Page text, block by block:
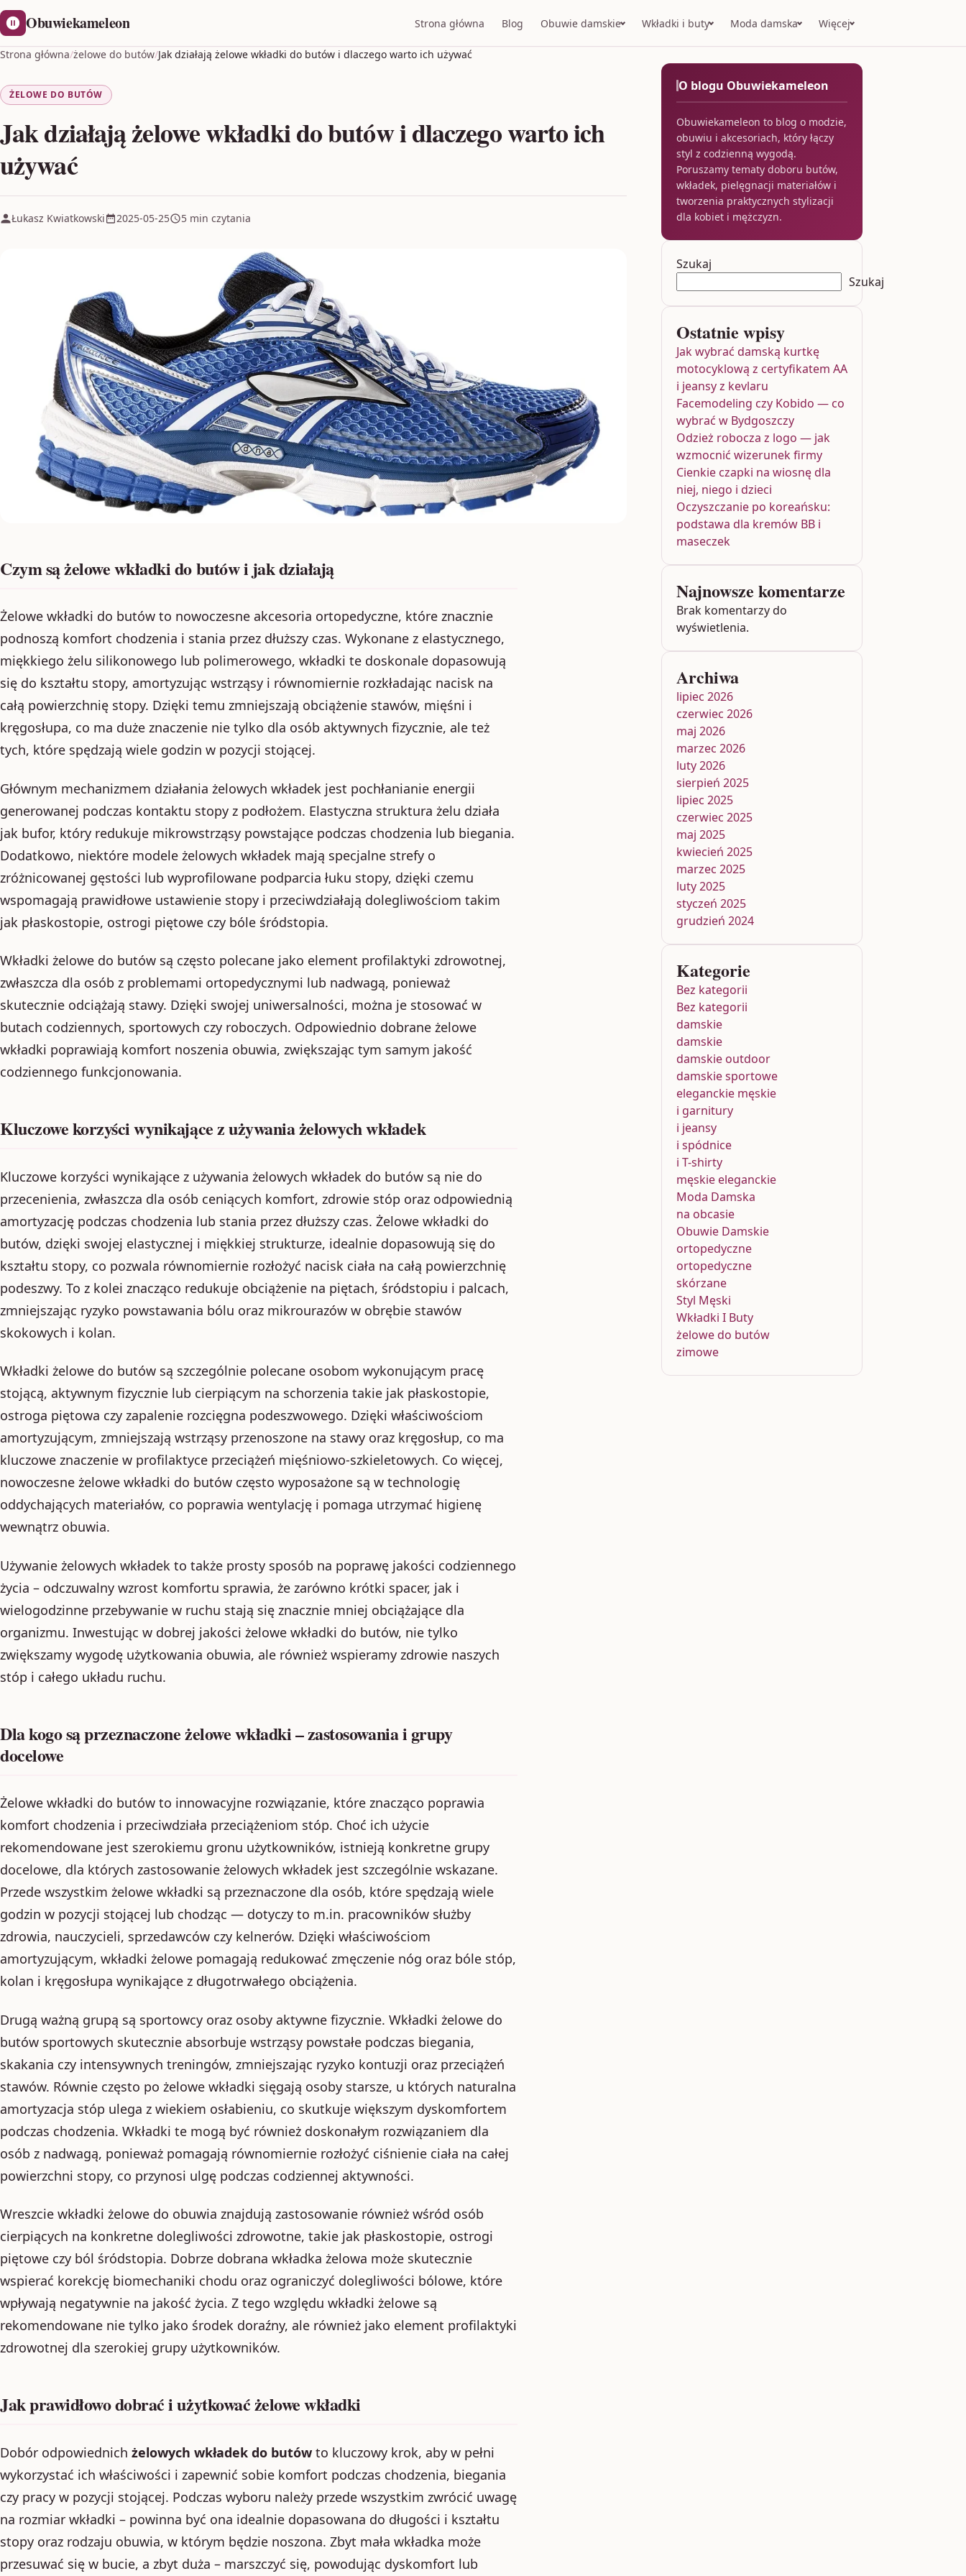
Obuwiekameleon Strona główna Blog Obuwie damskie Wkładki i buty Moda damska Więcej
Strona główna/żelowe do butów/Jak działają żelowe wkładki do butów i dlaczego warto ich używać
ŻELOWE DO BUTÓW
Jak działają żelowe wkładki do butów i dlaczego warto ich
używać
Łukasz Kwiatkowski 2025-05-25 5 min czytania
Czym są żelowe wkładki do butów i jak działają
Żelowe wkładki do butów to nowoczesne akcesoria ortopedyczne, które znacznie
podnoszą komfort chodzenia i stania przez dłuższy czas. Wykonane z elastycznego,
miękkiego żelu silikonowego lub polimerowego, wkładki te doskonale dopasowują
się do kształtu stopy, amortyzując wstrząsy i równomiernie rozkładając nacisk na
całą powierzchnię stopy. Dzięki temu zmniejszają obciążenie stawów, mięśni i
kręgosłupa, co ma duże znaczenie nie tylko dla osób aktywnych fizycznie, ale też
tych, które spędzają wiele godzin w pozycji stojącej.
Głównym mechanizmem działania żelowych wkładek jest pochłanianie energii
generowanej podczas kontaktu stopy z podłożem. Elastyczna struktura żelu działa
jak bufor, który redukuje mikrowstrząsy powstające podczas chodzenia lub biegania.
Dodatkowo, niektóre modele żelowych wkładek mają specjalne strefy o
zróżnicowanej gęstości lub wyprofilowane podparcia łuku stopy, dzięki czemu
wspomagają prawidłowe ustawienie stopy i przeciwdziałają dolegliwościom takim
jak płaskostopie, ostrogi piętowe czy bóle śródstopia.
Wkładki żelowe do butów są często polecane jako element profilaktyki zdrowotnej,
zwłaszcza dla osób z problemami ortopedycznymi lub nadwagą, ponieważ
skutecznie odciążają stawy. Dzięki swojej uniwersalności, można je stosować w
butach codziennych, sportowych czy roboczych. Odpowiednio dobrane żelowe
wkładki poprawiają komfort noszenia obuwia, zwiększając tym samym jakość
codziennego funkcjonowania.
Kluczowe korzyści wynikające z używania żelowych wkładek
Kluczowe korzyści wynikające z używania żelowych wkładek do butów są nie do
przecenienia, zwłaszcza dla osób ceniących komfort, zdrowie stóp oraz odpowiednią
amortyzację podczas chodzenia lub stania przez dłuższy czas. Żelowe wkładki do
butów, dzięki swojej elastycznej i miękkiej strukturze, idealnie dopasowują się do
kształtu stopy, co pozwala równomiernie rozłożyć nacisk ciała na całą powierzchnię
podeszwy. To z kolei znacząco redukuje obciążenie na piętach, śródstopiu i palcach,
zmniejszając ryzyko powstawania bólu oraz mikrourazów w obrębie stawów
skokowych i kolan.
Wkładki żelowe do butów są szczególnie polecane osobom wykonującym pracę
stojącą, aktywnym fizycznie lub cierpiącym na schorzenia takie jak płaskostopie,
ostroga piętowa czy zapalenie rozcięgna podeszwowego. Dzięki właściwościom
amortyzującym, zmniejszają wstrząsy przenoszone na stawy oraz kręgosłup, co ma
kluczowe znaczenie w profilaktyce przeciążeń mięśniowo-szkieletowych. Co więcej,
nowoczesne żelowe wkładki do butów często wyposażone są w technologię
oddychających materiałów, co poprawia wentylację i pomaga utrzymać higienę
wewnątrz obuwia.
Używanie żelowych wkładek to także prosty sposób na poprawę jakości codziennego
życia – odczuwalny wzrost komfortu sprawia, że zarówno krótki spacer, jak i
wielogodzinne przebywanie w ruchu stają się znacznie mniej obciążające dla
organizmu. Inwestując w dobrej jakości żelowe wkładki do butów, nie tylko
zwiększamy wygodę użytkowania obuwia, ale również wspieramy zdrowie naszych
stóp i całego układu ruchu.
Dla kogo są przeznaczone żelowe wkładki – zastosowania i grupy
docelowe
Żelowe wkładki do butów to innowacyjne rozwiązanie, które znacząco poprawia
komfort chodzenia i przeciwdziała przeciążeniom stóp. Choć ich użycie
rekomendowane jest szerokiemu gronu użytkowników, istnieją konkretne grupy
docelowe, dla których zastosowanie żelowych wkładek jest szczególnie wskazane.
Przede wszystkim żelowe wkładki są przeznaczone dla osób, które spędzają wiele
godzin w pozycji stojącej lub chodząc — dotyczy to m.in. pracowników służby
zdrowia, nauczycieli, sprzedawców czy kelnerów. Dzięki właściwościom
amortyzującym, wkładki żelowe pomagają redukować zmęczenie nóg oraz bóle stóp,
kolan i kręgosłupa wynikające z długotrwałego obciążenia.
Drugą ważną grupą są sportowcy oraz osoby aktywne fizycznie. Wkładki żelowe do
butów sportowych skutecznie absorbuje wstrząsy powstałe podczas biegania,
skakania czy intensywnych treningów, zmniejszając ryzyko kontuzji oraz przeciążeń
stawów. Równie często po żelowe wkładki sięgają osoby starsze, u których naturalna
amortyzacja stóp ulega z wiekiem osłabieniu, co skutkuje większym dyskomfortem
podczas chodzenia. Wkładki te mogą być również doskonałym rozwiązaniem dla
osób z nadwagą, ponieważ pomagają równomiernie rozłożyć ciśnienie ciała na całej
powierzchni stopy, co przynosi ulgę podczas codziennej aktywności.
Wreszcie wkładki żelowe do obuwia znajdują zastosowanie również wśród osób
cierpiących na konkretne dolegliwości zdrowotne, takie jak płaskostopie, ostrogi
piętowe czy ból śródstopia. Dobrze dobrana wkładka żelowa może skutecznie
wspierać korekcję biomechaniki chodu oraz ograniczyć dolegliwości bólowe, które
wpływają negatywnie na jakość życia. Z tego względu wkładki żelowe są
rekomendowane nie tylko jako środek doraźny, ale również jako element profilaktyki
zdrowotnej dla szerokiej grupy użytkowników.
Jak prawidłowo dobrać i użytkować żelowe wkładki
Dobór odpowiednich żelowych wkładek do butów to kluczowy krok, aby w pełni
wykorzystać ich właściwości i zapewnić sobie komfort podczas chodzenia, biegania
czy pracy w pozycji stojącej. Podczas wyboru należy przede wszystkim zwrócić uwagę
na rozmiar wkładki – powinna być ona idealnie dopasowana do długości i kształtu
stopy oraz rodzaju obuwia, w którym będzie noszona. Zbyt mała wkładka może
przesuwać się w bucie, a zbyt duża – marszczyć się, powodując dyskomfort lub
O blogu Obuwiekameleon
Obuwiekameleon to blog o modzie,
obuwiu i akcesoriach, który łączy
styl z codzienną wygodą.
Poruszamy tematy doboru butów,
wkładek, pielęgnacji materiałów i
tworzenia praktycznych stylizacji
dla kobiet i mężczyzn.
Szukaj
Szukaj
Ostatnie wpisy
Jak wybrać damską kurtkę
motocyklową z certyfikatem AA
i jeansy z kevlaru
Facemodeling czy Kobido — co
wybrać w Bydgoszczy
Odzież robocza z logo — jak
wzmocnić wizerunek firmy
Cienkie czapki na wiosnę dla
niej, niego i dzieci
Oczyszczanie po koreańsku:
podstawa dla kremów BB i
maseczek
Najnowsze komentarze
Brak komentarzy do
wyświetlenia.
Archiwa
lipiec 2026
czerwiec 2026
maj 2026
marzec 2026
luty 2026
sierpień 2025
lipiec 2025
czerwiec 2025
maj 2025
kwiecień 2025
marzec 2025
luty 2025
styczeń 2025
grudzień 2024
Kategorie
Bez kategorii
Bez kategorii
damskie
damskie
damskie outdoor
damskie sportowe
eleganckie męskie
i garnitury
i jeansy
i spódnice
i T-shirty
męskie eleganckie
Moda Damska
na obcasie
Obuwie Damskie
ortopedyczne
ortopedyczne
skórzane
Styl Męski
Wkładki I Buty
żelowe do butów
zimowe